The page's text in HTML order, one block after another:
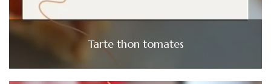
Tarte thon tomates